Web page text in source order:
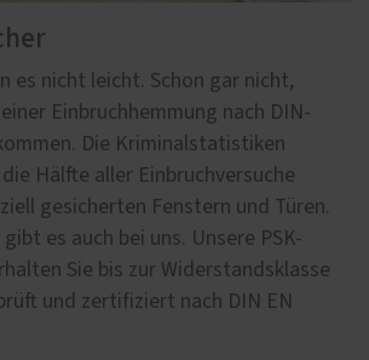
es nicht leicht. Schon gar nicht,
Einbruchhemmung nach DIN-
Die Kriminalstatistiken
Hälfte aller Einbruchversuche
gesicherten Fenstern und Türen.
es auch bei uns. Unsere PSK-
Sie bis zur Widerstandsklasse
und zertifiziert nach DIN EN